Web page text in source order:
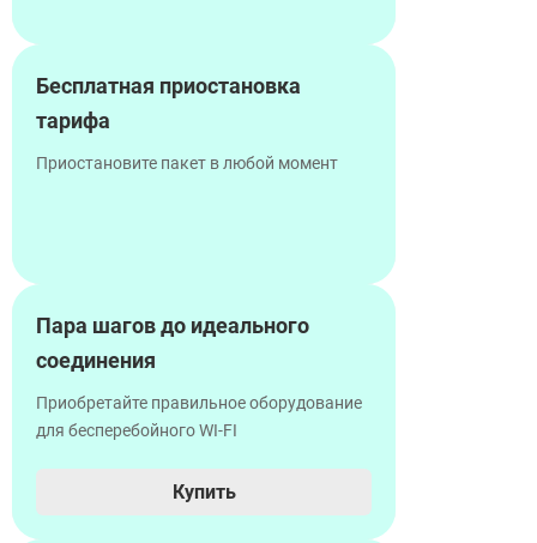
Бесплатная приостановка
тарифа
Приостановите пакет в любой момент
Пара шагов до идеального
соединения
Приобретайте правильное оборудование
для бесперебойного WI-FI
Купить